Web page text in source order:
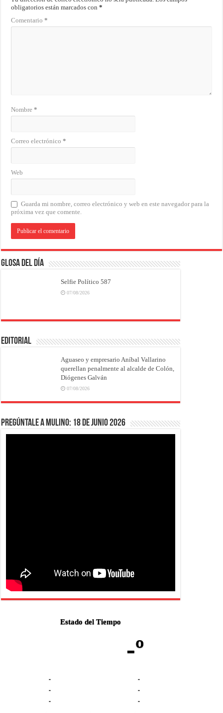
obligatorios están marcados con*
Comentario*
Nombre*
Correo electrónico*
Web
Guarda mi nombre, correo electrónico y web en este navegador para la
próxima vez que comente.
Glosa del Día
Selfie Político 587
07/08/2026
EDITORIAL
Aguaseo y empresario Aníbal Vallarino
querellan penalmente al alcalde de Colón,
Diógenes Galván
07/08/2026
Pregúntale a Mulino: 18 de junio 2026
Estado del Tiempo
-º
-
-
-
-
-
-